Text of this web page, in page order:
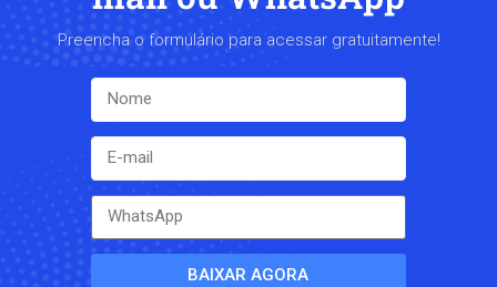
Preencha o formulário para acessar gratuitamente!
BAIXAR AGORA